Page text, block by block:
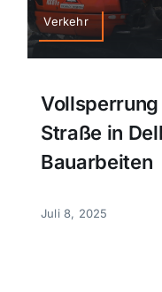
Verkehr
Straße in
Bauarbeiten
Juli 8, 2025